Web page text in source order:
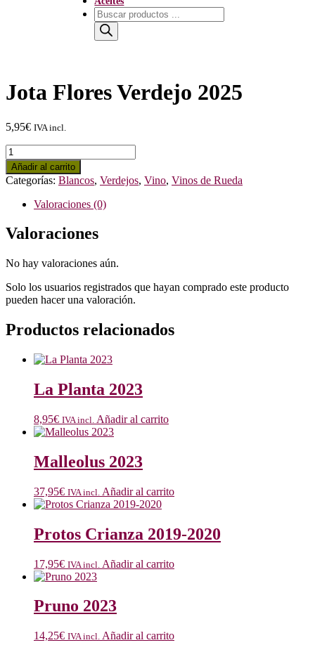
Búsqueda
de
productos
Jota Flores Verdejo 2025
5,95€ IVA incl.
Jota
Flores
Verdejo
2025
cantidad
Añadir al carrito
Categorías: Blancos, Verdejos, Vino, Vinos de Rueda
Valoraciones (0)
Valoraciones
No hay valoraciones aún.
Solo los usuarios registrados que hayan comprado este producto
pueden hacer una valoración.
Productos relacionados
La Planta 2023
8,95€ IVA incl. Añadir al carrito
Malleolus 2023
37,95€ IVA incl. Añadir al carrito
Protos Crianza 2019-2020
17,95€ IVA incl. Añadir al carrito
Pruno 2023
14,25€ IVA incl. Añadir al carrito